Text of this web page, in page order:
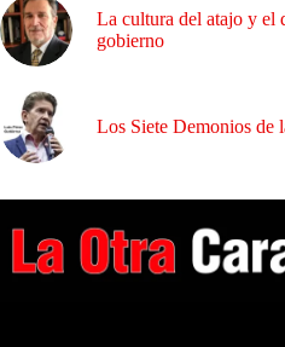
La cultura del atajo y el
gobierno
Los Siete Demonios de